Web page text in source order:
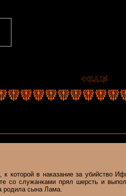
которой в наказание за убийство
со служанками прял шерсть и
родила сына Лама.